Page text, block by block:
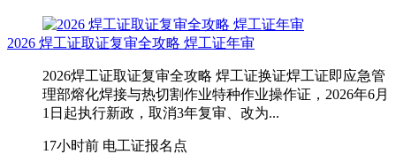
2026 焊工证取证复审全攻略 焊工证年审
2026焊工证取证复审全攻略 焊工证换证焊工证即应急管
理部熔化焊接与热切割作业特种作业操作证，2026年6月
1日起执行新政，取消3年复审、改为...
17小时前 电工证报名点